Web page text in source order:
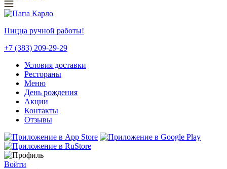
Пицца ручной работы!
+7 (383) 209-29-29
Условия доставки
Рестораны
Меню
День рождения
Акции
Контакты
Отзывы
Войти